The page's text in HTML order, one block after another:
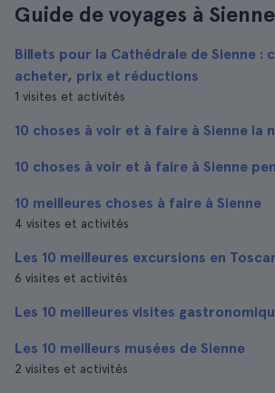
Guide de voyages à Sienne
Billets pour la Cathédrale de Sienne :
acheter, prix et réductions
1 visites et activités
10 choses à voir et à faire à Sienne la
10 choses à voir et à faire à Sienne
10 meilleures choses à faire à Sienne
4 visites et activités
Les 10 meilleures excursions en
6 visites et activités
Les 10 meilleures visites
Les 10 meilleurs musées de Sienne
2 visites et activités